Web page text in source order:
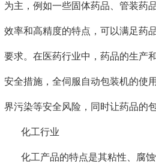
为主，例如一些固体药品、管装药
效率和高精度的特点，可以满足药
要求。在医药行业中，药品的生产
安全措施，全伺服自动包装机的使
界污染等安全风险，同时让药品的
化工行业
化工产品的特点是其粘性、腐